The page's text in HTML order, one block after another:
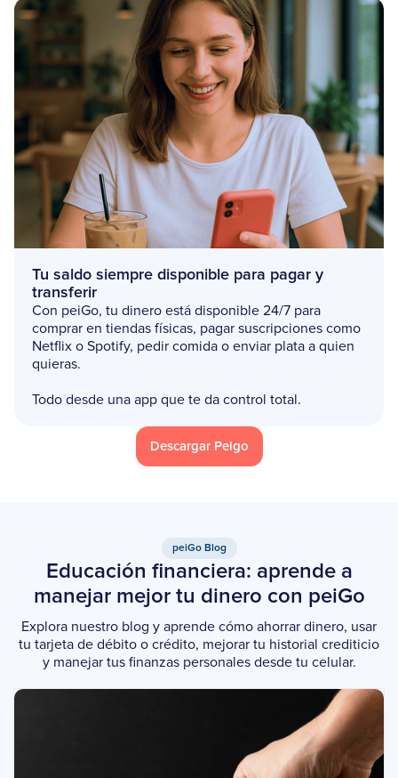
Tu saldo siempre disponible para pagar y
transferir
Con peiGo, tu dinero está disponible 24/7 para
comprar en tiendas físicas, pagar suscripciones como
Netflix o Spotify, pedir comida o enviar plata a quien
quieras.
Todo desde una app que te da control total.
Descargar Peigo
peiGo Blog
Educación financiera: aprende a
manejar mejor tu dinero con peiGo
Explora nuestro blog y aprende cómo ahorrar dinero, usar
tu tarjeta de débito o crédito, mejorar tu historial crediticio
y manejar tus finanzas personales desde tu celular.